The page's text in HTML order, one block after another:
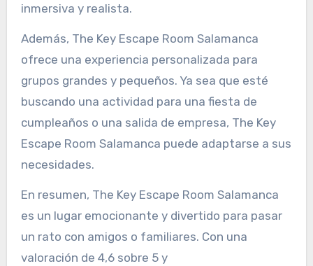
inmersiva y realista.
Además, The Key Escape Room Salamanca
ofrece una experiencia personalizada para
grupos grandes y pequeños. Ya sea que esté
buscando una actividad para una fiesta de
cumpleaños o una salida de empresa, The Key
Escape Room Salamanca puede adaptarse a sus
necesidades.
En resumen, The Key Escape Room Salamanca
es un lugar emocionante y divertido para pasar
un rato con amigos o familiares. Con una
valoración de 4,6 sobre 5 y